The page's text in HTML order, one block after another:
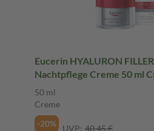
Eucerin HYALURON
Nachtpflege Creme 50 ml
50 ml
Creme
-20%
UVP: 40,45 €